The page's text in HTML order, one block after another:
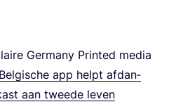
Ger­ma­ny Prin­ted media
Bel­gi­sche app helpt afd­an­
aan tweede leven